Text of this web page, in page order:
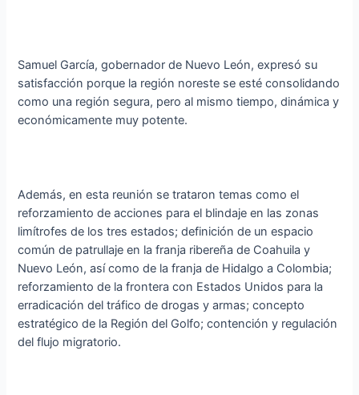
Samuel García, gobernador de Nuevo León, expresó su
satisfacción porque la región noreste se esté consolidando
como una región segura, pero al mismo tiempo, dinámica y
económicamente muy potente.
Además, en esta reunión se trataron temas como el
reforzamiento de acciones para el blindaje en las zonas
limítrofes de los tres estados; definición de un espacio
común de patrullaje en la franja ribereña de Coahuila y
Nuevo León, así como de la franja de Hidalgo a Colombia;
reforzamiento de la frontera con Estados Unidos para la
erradicación del tráfico de drogas y armas; concepto
estratégico de la Región del Golfo; contención y regulación
del flujo migratorio.